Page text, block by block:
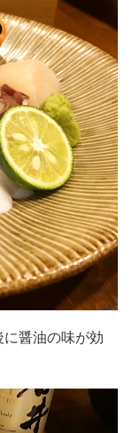
醤油の味が効